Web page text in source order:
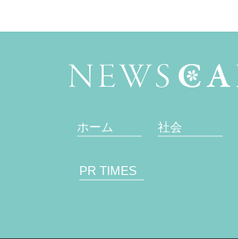
ホーム 社会
PR TIMES